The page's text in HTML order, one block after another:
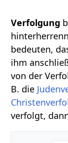
bedeuten,
ihm
von der
B. die
verfolgt,